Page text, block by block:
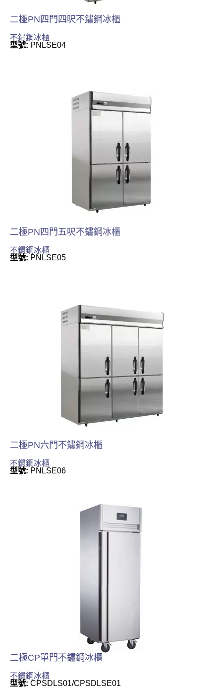
二極PN四門四呎不鏽鋼冰櫃
不鏽鋼冰櫃
型號: PNLSE04
二極PN四門五呎不鏽鋼冰櫃
不鏽鋼冰櫃
型號: PNLSE05
二極PN六門不鏽鋼冰櫃
不鏽鋼冰櫃
型號: PNLSE06
二極CP單門不鏽鋼冰櫃
不鏽鋼冰櫃
型號: CPSDLS01/CPSDLSE01